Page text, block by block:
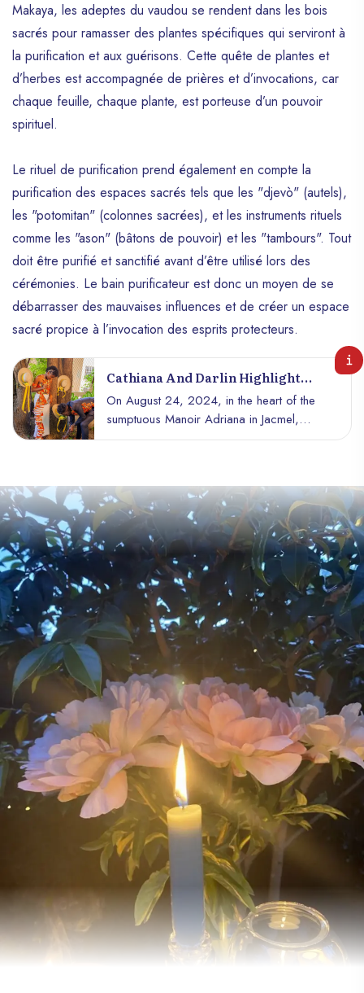
Makaya, les adeptes du vaudou se rendent dans les bois
sacrés pour ramasser des plantes spécifiques qui serviront à
la purification et aux guérisons. Cette quête de plantes et
d’herbes est accompagnée de prières et d’invocations, car
chaque feuille, chaque plante, est porteuse d’un pouvoir
spirituel.
Le rituel de purification prend également en compte la
purification des espaces sacrés tels que les "djevò" (autels),
les "potomitan" (colonnes sacrées), et les instruments rituels
comme les "ason" (bâtons de pouvoir) et les "tambours". Tout
doit être purifié et sanctifié avant d’être utilisé lors des
cérémonies. Le bain purificateur est donc un moyen de se
débarrasser des mauvaises influences et de créer un espace
sacré propice à l’invocation des esprits protecteurs.
Cathiana And Darlin Highlight
Haitian Culture Through Their
Union
On August 24, 2024, in the heart of the
sumptuous Manoir Adriana in Jacmel,
Cathiana Désiré, a lawyer and feminist, and
wedding in a dazzling celebration of their
roots. While traditional weddings often
consist of white dresses and suits, this
union was distinguished by its deep
respect for Haitian traditions and its
emphasis on a captivating spirituality.